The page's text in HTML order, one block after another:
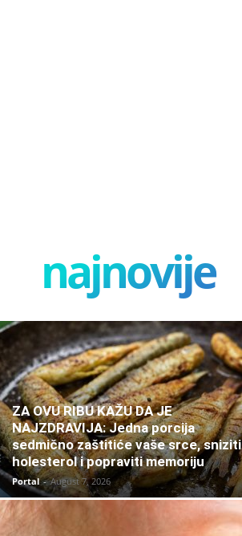
najnovije
ZA OVU RIBU KAŽU DA JE
NAJZDRAVIJA: Jedna porcija
sedmično zaštitiće vaše srce, sniziti
holesterol i popraviti memoriju
Portal - August 7, 2026